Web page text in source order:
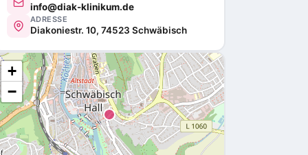
info@diak-klinikum.de
ADRESSE
Diakoniestr. 10, 74523 Schwäbisch
+
−